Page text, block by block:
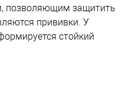
позволяющим защитить
прививки. У
стойкий